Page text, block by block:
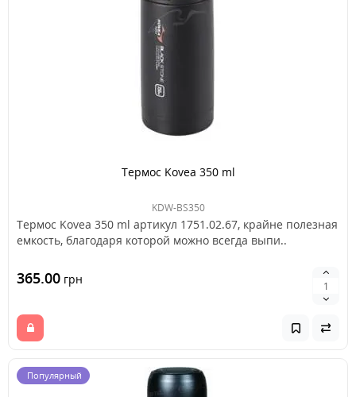
Термос Kovea 350 ml
KDW-BS350
Термос Kovea 350 ml артикул 1751.02.67, крайне полезная
емкость, благодаря которой можно всегда выпи..
365.00 грн
Популярный